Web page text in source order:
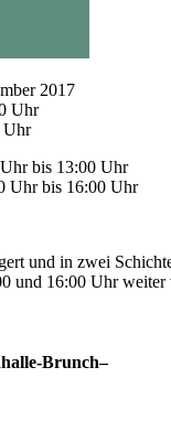
2017
Uhr
Uhr
bis 13:00 Uhr
Uhr bis 16:00 Uhr
und in zwei
und 16:00 Uhr weiter
Brunch–